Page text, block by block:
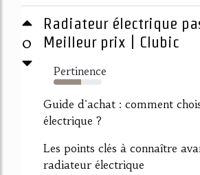
0
Radiateur électrique
Meilleur prix | Clubic
Pertinence
57%
Guide d'achat : comment
électrique ?
Les points clés à connaître
radiateur électrique